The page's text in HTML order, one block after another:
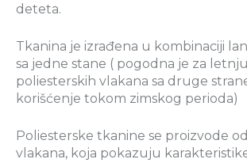
deteta.
Tkanina je izrađena u kombinaciji
sa jedne stane ( pogodna je za
poliesterskih vlakana sa druge
korišćenje tokom zimskog perioda)
Poliesterske tkanine se proizvode
vlakana, koja pokazuju